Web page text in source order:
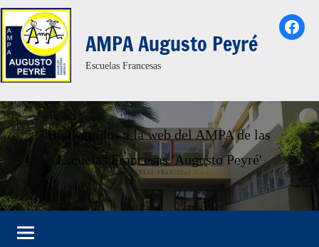
Saltar
al
contenido
AMPA Augusto Peyré
Escuelas Francesas
Bienvenidos a la web del AMPA de las
Escuelas Francesas 'Augusto Peyré'